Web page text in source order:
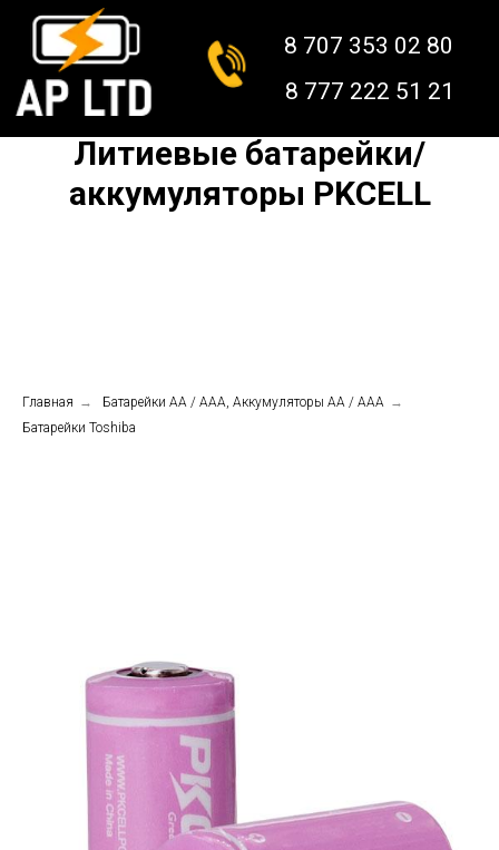
8 707 353 02 80
8 777 222 51 21
Литиевые батарейки/
аккумуляторы PKCELL
Главная → Батарейки АА / ААА, Аккумуляторы АА / ААА →
Батарейки Toshiba